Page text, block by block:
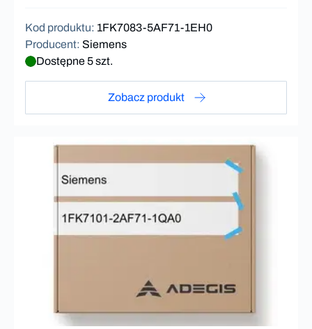
Kod produktu: 1FK7083-5AF71-1EH0
Producent: Siemens
Dostępne 5 szt.
Zobacz produkt